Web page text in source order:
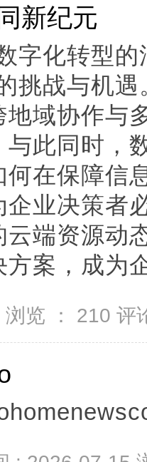
新纪元
字化转型
挑战与机
域协作与
此同时，
在保障信
企业决策者
云端资源动
方案，成为
览 ： 210 评